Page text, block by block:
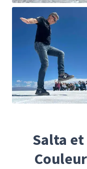
Salta et